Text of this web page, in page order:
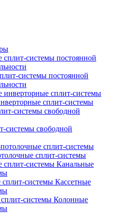
системы постоянной
сплит-системы
системы свободной
сплит-системы
Канальные
Кассетные
Колонные